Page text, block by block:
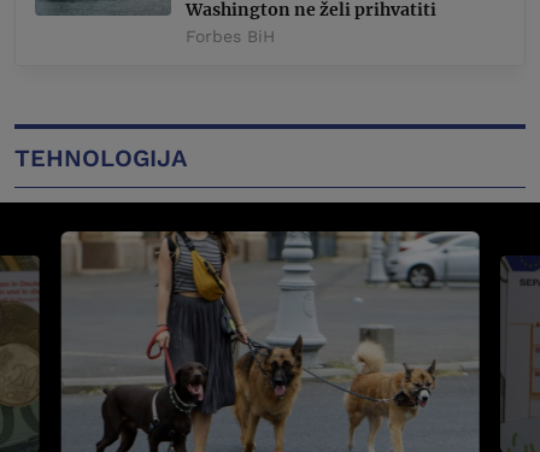
Washington ne želi prihvatiti
Forbes BiH
TEHNOLOGIJA